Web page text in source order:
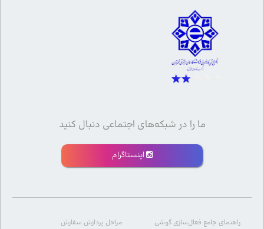
ما را در شبکه‌های اجتماعی دنبال کنید
اینستاگرام
راهنمای جامع فعال‌سازی گوشی
مراحل پردازش سفارش